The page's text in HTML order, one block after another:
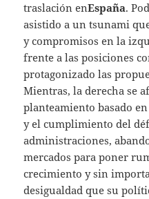
traslación enEspaña.
asistido a un tsunami
y compromisos en la
frente a las posiciones
protagonizado las
Mientras, la derecha se
planteamiento basado
y el cumplimiento del
administraciones,
mercados para poner
crecimiento y sin
desigualdad que su